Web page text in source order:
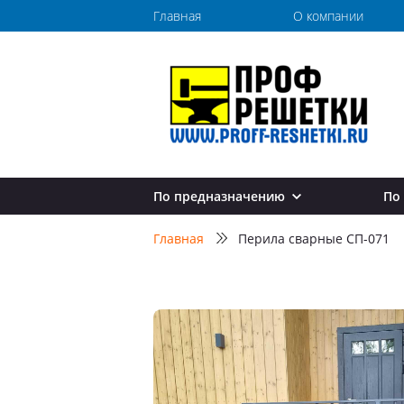
Главная О компании
По предназначению
Перила для лестниц
Перила на дачу
Перила на балкон
Перила для крыльца
Перила для улицы
По
Главная Перила сварные СП-071